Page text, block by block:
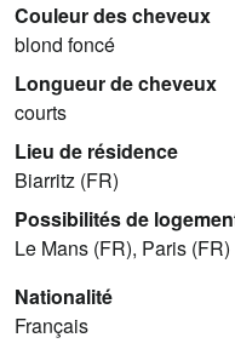
Couleur des cheveux
blond foncé
Longueur de cheveux
courts
Lieu de résidence
Biarritz (FR)
Possibilités de
Le Mans (FR), Paris (FR)
Nationalité
Français